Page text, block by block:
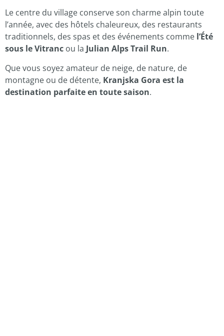
Le centre du village conserve son charme alpin toute
l’année, avec des hôtels chaleureux, des restaurants
traditionnels, des spas et des événements comme l’Été
sous le Vitranc ou la Julian Alps Trail Run.
Que vous soyez amateur de neige, de nature, de
montagne ou de détente, Kranjska Gora est la
destination parfaite en toute saison.